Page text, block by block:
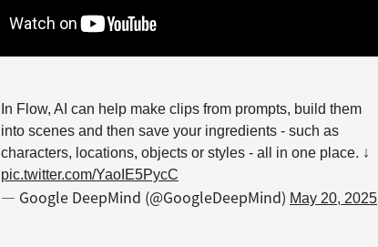
In Flow, AI can help make clips from prompts, build them
into scenes and then save your ingredients - such as
characters, locations, objects or styles - all in one place. ↓
pic.twitter.com/YaoIE5PycC
— Google DeepMind (@GoogleDeepMind) May 20, 2025